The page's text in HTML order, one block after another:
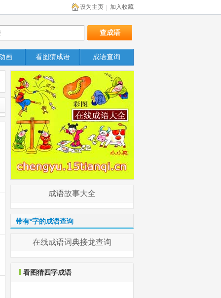
加入收藏
设为主页
画 看图猜成语 成语查询
成语故事大全
带有*字的成语查询
在线成语词典接龙查询
看图猜四字成语